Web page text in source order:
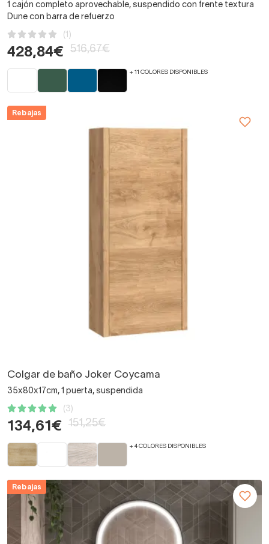
1 cajón completo aprovechable, suspendido con frente textura
Dune con barra de refuerzo
(1)
428,84€ 516,67€
+ 11 COLORES DISPONIBLES
Rebajas
Colgar de baño Joker Coycama
35x80x17cm, 1 puerta, suspendida
(3)
134,61€ 151,25€
+ 4 COLORES DISPONIBLES
Rebajas